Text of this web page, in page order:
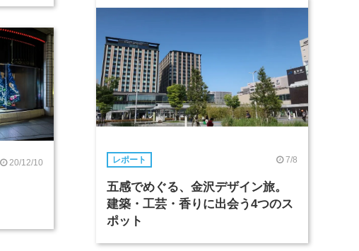
20/12/10 レポート 7/8
五感でめぐる、金沢デザイン旅。
建築・工芸・香りに出会う4つのス
ポット